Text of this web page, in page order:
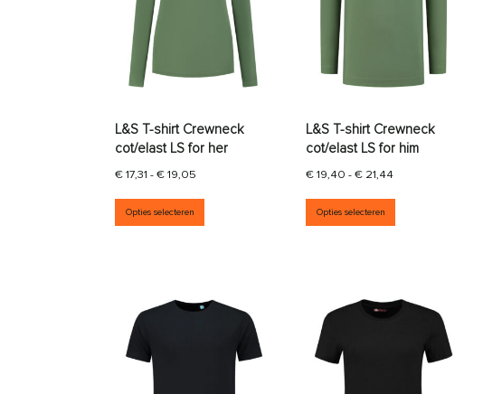
L&S T-shirt Crewneck
cot/elast LS for her
€17,31 - €19,05 Prijsklasse: € 17,31 tot € 19,05
Opties selecteren
Dit product heeft meerdere variaties. Deze
L&S T-shirt Crewneck
cot/elast LS for him
€19,40 -€ 21,44Prijsklasse: €
Opties selecteren
Dit product